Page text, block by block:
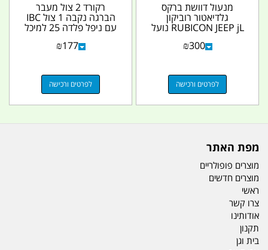
מנעול דוושת ברקס
גלדיאטור רוביקון
RUBICON JEEP jL נועל
דוושת ברקס עם מנעול...
₪300
לפרטים ורכישה
רקורד 2 צול מעבר
הברגה נקבה 1 צול IBC
עם ניפל פלדה 25 למיכל
₪177
לפרטים ורכישה
מפת האתר
מוצרים פופולריים
מוצרים חדשים
ראשי
צרו קשר
אודותינו
תקנון
בית וגן